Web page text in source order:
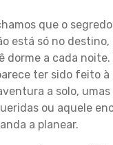
que o
está só no destino,
dorme a cada
ter sido feito à
a solo,
ou aquele
a planear.